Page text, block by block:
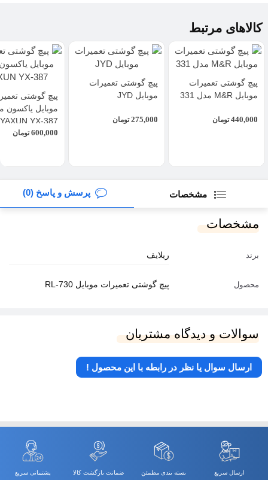
کالاهای مرتبط
پیچ گوشتی تعمیرات
موبایل M&R مدل 331
440,000 تومان
پیچ گوشتی تعمیرات
موبایل JYD
275,000 تومان
پیچ گوشتی
موبایل یاکسون
YAXUN YX-387
600,000 تومان
مشخصات پرسش و پاسخ (0)
مشخصات
برند ریلایف
محصول پیچ گوشتی تعمیرات موبایل RL-730
سوالات و دیدگاه مشتریان
ارسال سوال یا نظر در رابطه با این محصول !
ارسال سریع بسته بندی مطمئن ضمانت بازگشت کالا پشتیبانی سریع